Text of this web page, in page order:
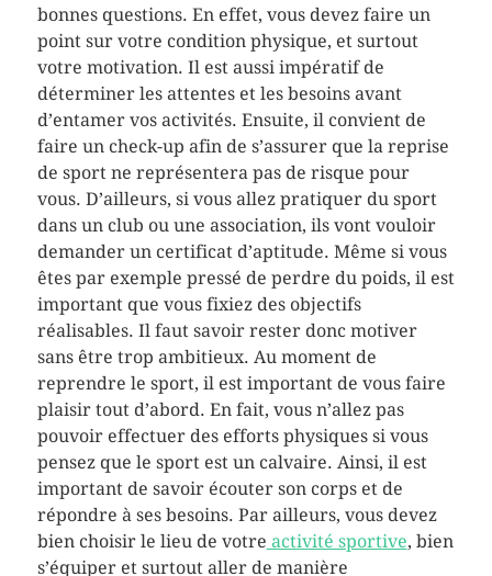
bonnes questions. En effet, vous devez faire un
point sur votre condition physique, et surtout
votre motivation. Il est aussi impératif de
déterminer les attentes et les besoins avant
d’entamer vos activités. Ensuite, il convient de
faire un check-up afin de s’assurer que la reprise
de sport ne représentera pas de risque pour
vous. D’ailleurs, si vous allez pratiquer du sport
dans un club ou une association, ils vont vouloir
demander un certificat d’aptitude. Même si vous
êtes par exemple pressé de perdre du poids, il est
important que vous fixiez des objectifs
réalisables. Il faut savoir rester donc motiver
sans être trop ambitieux. Au moment de
reprendre le sport, il est important de vous faire
plaisir tout d’abord. En fait, vous n’allez pas
pouvoir effectuer des efforts physiques si vous
pensez que le sport est un calvaire. Ainsi, il est
important de savoir écouter son corps et de
répondre à ses besoins. Par ailleurs, vous devez
bien choisir le lieu de votre activité sportive, bien
s’équiper et surtout aller de manière